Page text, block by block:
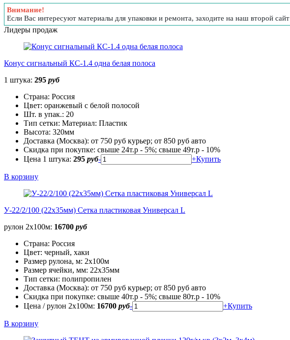
Внимание!
Если Вас интересуют материалы для упаковки и ремонта, заходите на наш второй сайт
Лидеры продаж
Конус сигнальный КС-1.4 одна белая полоса
1 штука: 295 руб
Страна: Россия
Цвет: оранжевый с белой полосой
Шт. в упак.: 20
Тип сетки: Материал: Пластик
Высота: 320мм
Доставка (Москва): от 750 руб курьер; от 850 руб авто
Скидка при покупке: свыше 24т.р - 5%; свыше 49т.р - 10%
Цена 1 штука: 295 руб- +Купить
В корзину
У-22/2/100 (22х35мм) Сетка пластиковая Универсал L
рулон 2х100м: 16700 руб
Страна: Россия
Цвет: черный, хаки
Размер рулона, м: 2х100м
Размер ячейки, мм: 22х35мм
Тип сетки: полипропилен
Доставка (Москва): от 750 руб курьер; от 850 руб авто
Скидка при покупке: свыше 40т.р - 5%; свыше 80т.р - 10%
Цена / рулон 2х100м: 16700 руб- +Купить
В корзину